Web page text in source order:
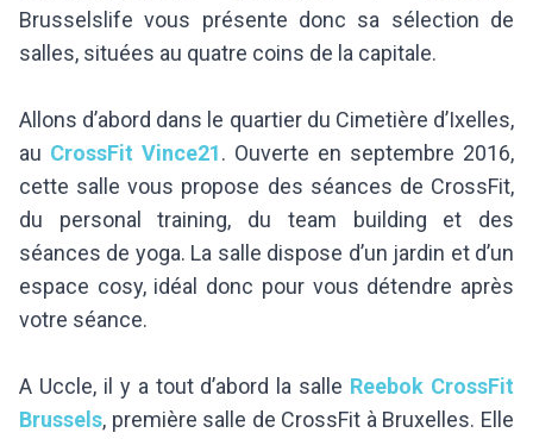
Brusselslife vous présente donc sa sélection de
salles, situées au quatre coins de la capitale.
Allons d’abord dans le quartier du Cimetière d’Ixelles,
au CrossFit Vince21. Ouverte en septembre 2016,
cette salle vous propose des séances de CrossFit,
du personal training, du team building et des
séances de yoga. La salle dispose d’un jardin et d’un
espace cosy, idéal donc pour vous détendre après
votre séance.
A Uccle, il y a tout d’abord la salle Reebok CrossFit
Brussels, première salle de CrossFit à Bruxelles. Elle